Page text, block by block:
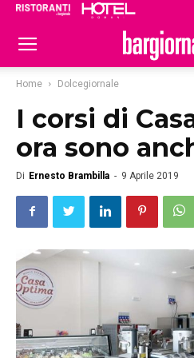
Home Dolcegiornale
I corsi di
ora sono
Di Ernesto Brambilla - 9 Aprile 2019